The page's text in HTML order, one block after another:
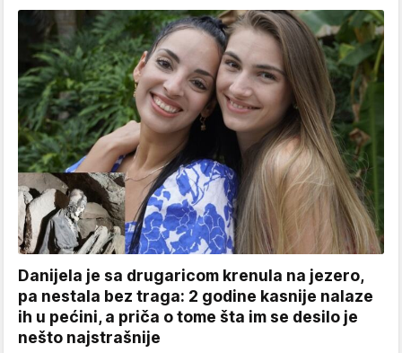
Danijela je sa drugaricom krenula na jezero,
pa nestala bez traga: 2 godine kasnije nalaze
ih u pećini, a priča o tome šta im se desilo je
nešto najstrašnije